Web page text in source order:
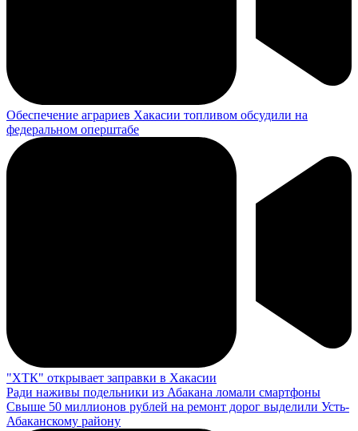
Обеспечение аграриев Хакасии топливом обсудили на
федеральном оперштабе
"ХТК" открывает заправки в Хакасии
Ради наживы подельники из Абакана ломали смартфоны
Свыше 50 миллионов рублей на ремонт дорог выделили Усть-
Абаканскому району